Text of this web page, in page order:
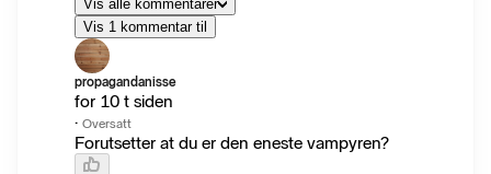
Vis alle kommentarer
Vis 1 kommentar til
propagandanisse
for 10 t siden
· Oversatt
Forutsetter at du er den eneste vampyren?